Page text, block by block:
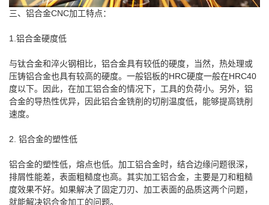
三、铝合金CNC加工特点：
1.铝合金硬度低
与钛合金和淬火钢相比，铝合金具有较低的硬度，当然，热处理或
压铸铝合金也具有较高的硬度。一般铝板的HRC硬度一般在HRC40
度以下。因此，在加工铝合金的情况下，工具的负荷小。另外，铝
合金的导热性优异，因此铝合金铣削的切削温度低，能够提高铣削
速度。
2. 铝合金的塑性低
铝合金的塑性低，熔点也低。加工铝合金时，结合边缘问题很深，
排屑性能差，表面粗糙度也高。其实加工铝合金，主要是刀和粗糙
度效果不好。如果解决了固定刀刃、加工表面的品质这两个问题，
就能解决铝合金加工的问题。